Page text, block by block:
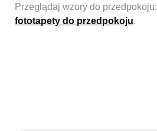
Przeglądaj wzory do przedpokoju:
fototapety do przedpokoju.